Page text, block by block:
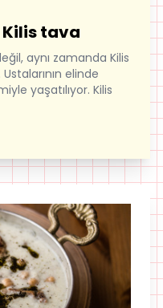
Kilis tava
aynı zamanda Kilis
elinde
yaşatılıyor. Kilis